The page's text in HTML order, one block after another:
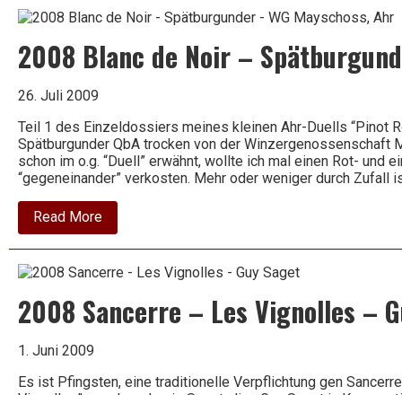
Scansano
2008 Blanc de Noir –
26. Juli 2009
Teil 1 des Einzeldossiers meines kleinen Ahr-Duells “Pinot
Spätburgunder QbA trocken von der Winzergenossenschaft
schon im o.g. “Duell” erwähnt, wollte ich mal einen Rot- und
“gegeneinander” verkosten. Mehr oder weniger durch Zufall
Read Moreabout
2008
Blanc
Noir
–
2008 Sancerre – Les Vignolles –
1. Juni 2009
Es ist Pfingsten, eine traditionelle Verpflichtung gen